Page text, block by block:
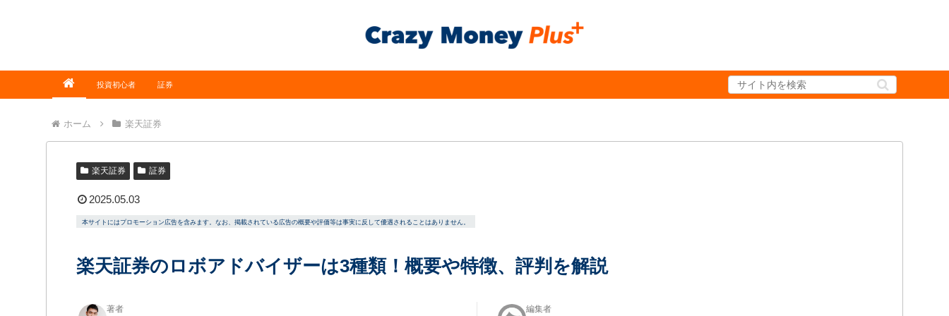
投資初心者 証券
ホーム 楽天証券
楽天証券 証券
2025.05.03
本サイトにはプロモーション広告を含みます。なお、掲載されている広告の概要や評価等は事実に反して優遇されることはありません。
楽天証券のロボアドバイザーは3種類！概要や特徴、評判を解説
著者 編集者